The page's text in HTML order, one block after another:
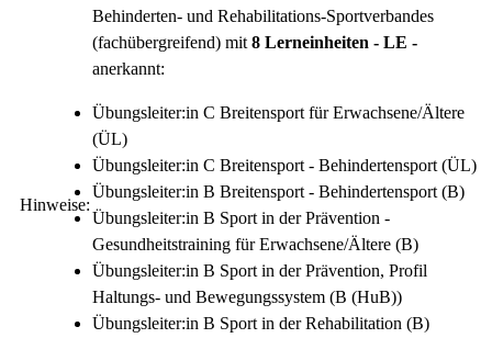
Hinweise:
Behinderten- und Rehabilitations-Sportverbandes
(fachübergreifend) mit 8 Lerneinheiten - LE -
anerkannt:
Übungsleiter:in C Breitensport für Erwachsene/Ältere
(ÜL)
Übungsleiter:in C Breitensport - Behindertensport (ÜL)
Übungsleiter:in B Breitensport - Behindertensport (B)
Übungsleiter:in B Sport in der Prävention -
Gesundheitstraining für Erwachsene/Ältere (B)
Übungsleiter:in B Sport in der Prävention, Profil
Haltungs- und Bewegungssystem (B (HuB))
Übungsleiter:in B Sport in der Rehabilitation (B)